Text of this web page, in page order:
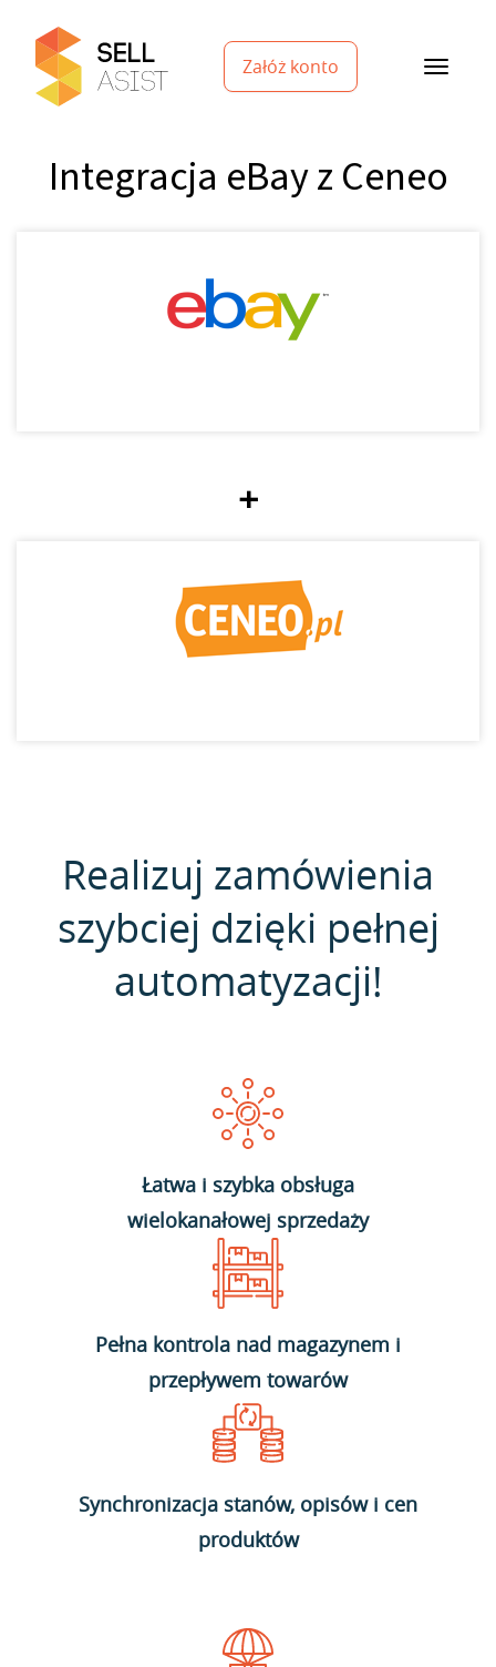
Załóż konto
Integracja eBay z Ceneo
+
Realizuj zamówienia
szybciej dzięki pełnej
automatyzacji!
Łatwa i szybka obsługa
wielokanałowej sprzedaży
Pełna kontrola nad magazynem i
przepływem towarów
Synchronizacja stanów, opisów i cen
produktów